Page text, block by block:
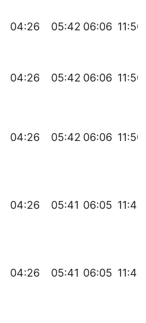
04:26 05:42 06:06 11:50
04:26 05:42 06:06 11:50
04:26 05:42 06:06 11:50
04:26 05:41 06:05 11:49
04:26 05:41 06:05 11:49